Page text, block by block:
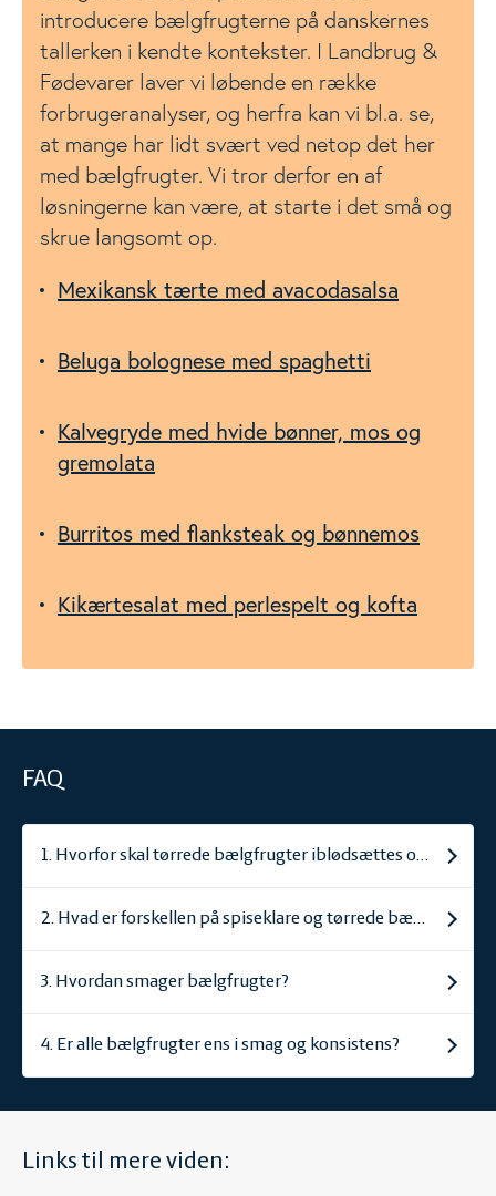
introducere bælgfrugterne på danskernes
tallerken i kendte kontekster. I Landbrug &
Fødevarer laver vi løbende en række
forbrugeranalyser, og herfra kan vi bl.a. se,
at mange har lidt svært ved netop det her
med bælgfrugter. Vi tror derfor en af
løsningerne kan være, at starte i det små og
skrue langsomt op.
Mexikansk tærte med avacodasalsa
Beluga bolognese med spaghetti
Kalvegryde med hvide bønner, mos og
gremolata
Burritos med flanksteak og bønnemos
Kikærtesalat med perlespelt og kofta
FAQ
1. Hvorfor skal tørrede bælgfrugter iblødsættes og koges?
2. Hvad er forskellen på spiseklare og tørrede bælgfrugter?
3. Hvordan smager bælgfrugter?
4. Er alle bælgfrugter ens i smag og konsistens?
Links til mere viden: